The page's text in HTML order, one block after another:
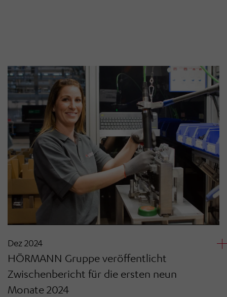
Dez 2024
HÖRMANN Gruppe veröffentlicht
Zwischenbericht für die ersten neun
Monate 2024